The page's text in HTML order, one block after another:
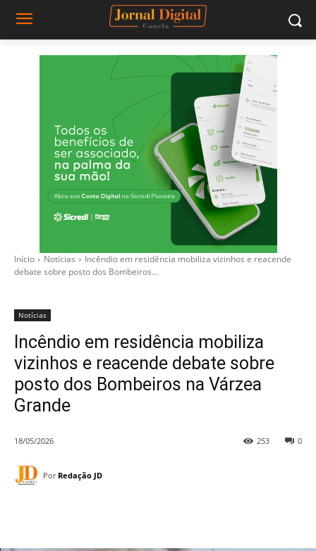
Início Notícias
Incêndio em residência mobiliza vizinhos e reacende
debate sobre posto dos Bombeiros...
Notícias
Incêndio em residência mobiliza
vizinhos e reacende debate sobre
posto dos Bombeiros na Várzea
Grande
18/05/2026 0
253
Por Redação JD